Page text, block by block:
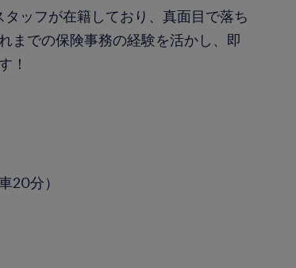
ッフが在籍しており、真面目で落ち
までの保険事務の経験を活かし、即
！
20分）